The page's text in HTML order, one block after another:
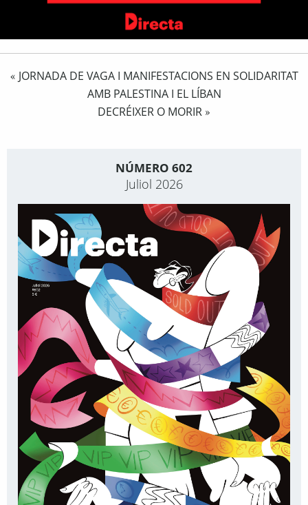
« JORNADA DE VAGA I MANIFESTACIONS EN SOLIDARITAT
AMB PALESTINA I EL LÍBAN
DECRÉIXER O MORIR »
NÚMERO 602
Juliol 2026